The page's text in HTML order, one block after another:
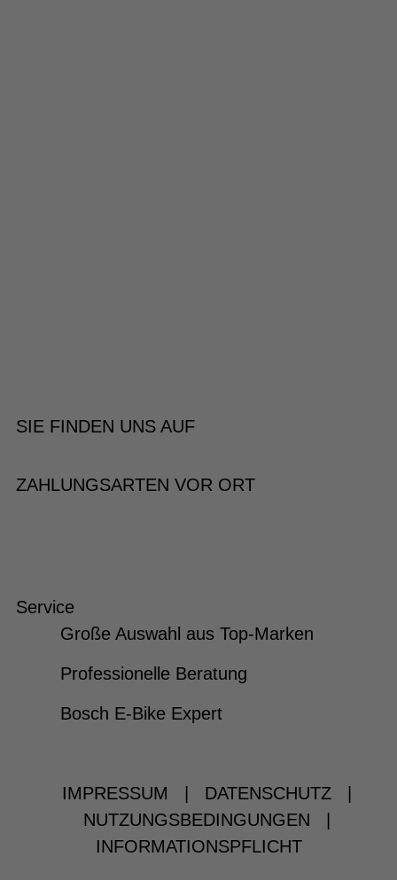
SIE FINDEN UNS AUF
ZAHLUNGSARTEN VOR ORT
Service
Große Auswahl aus Top-Marken
Professionelle Beratung
Bosch E-Bike Expert
IMPRESSUM DATENSCHUTZ
NUTZUNGSBEDINGUNGEN
INFORMATIONSPFLICHT